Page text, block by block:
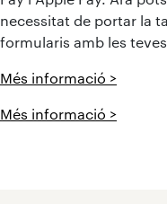
necessitat de portar la
formularis amb les teves
Més informació >
Més informació >